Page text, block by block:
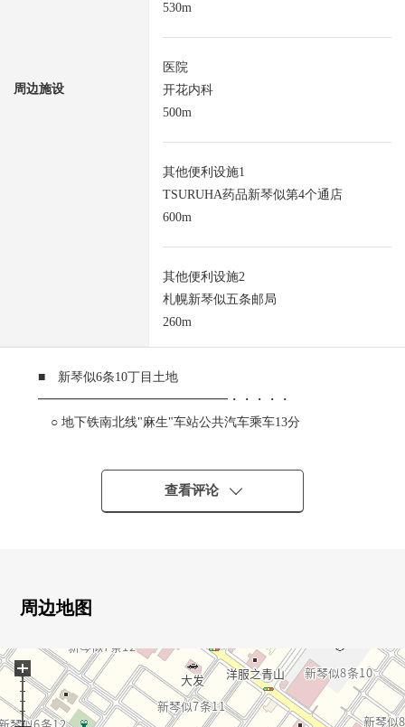
周边施设
530m
医院
开花内科
500m
其他便利设施1
TSURUHA药品新琴似第4个通店
600m
其他便利设施2
札幌新琴似五条邮局
260m
■ 新琴似6条10丁目土地
━━━━━━━━━━━━━━━・・・・・
○ 地下铁南北线"麻生"车站公共汽车乘车13分
○ 用地面积257平米(约77.7坪)
○ 西南一侧前面道路幅员约8.0m
○ 正面宽度约12.3m
在喜欢的House厂商建造。
○ 到光阳中学约530m(步行7分钟)
查看评论
周边地图
+